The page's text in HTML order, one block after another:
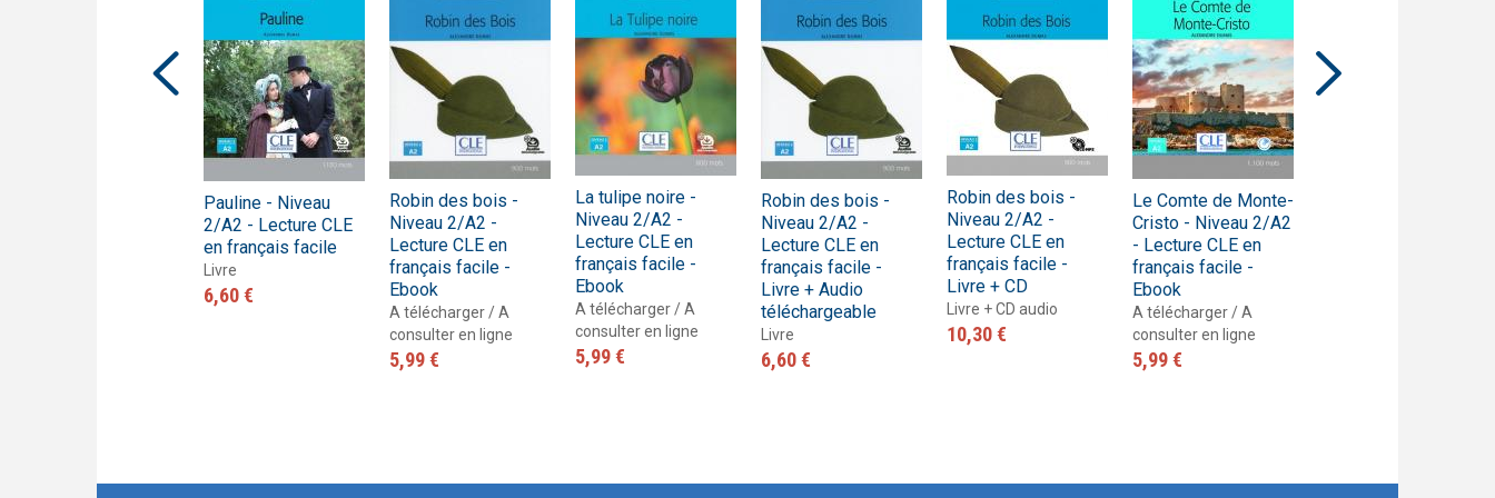
Trompette 2 – Un long voyage ! Macaron, pour apprendre avec gourmandise !
Grammaire illustrée pour enfants et jeunes
adolescents
Enfants
Nouveau Pixel
Présentation de la collection J'aime #LaClasse, méthode de français pour adolescents En Vrai, méthode de français pour adolescents
Présentation En contact Présentation Odyssée La collection Tendances
Adultes
Le français pour tous / French for everyone La grammaire progressive du français Présentation de la collection Pratique
Outils complémentaires
Certifications
Lectures
Formation
En contact
En dialogues
En vrai
Graine de lecture
Interactions
J'aime
Jus d’orange
Le français pour tous
Lectures CLE en français facile
Premium
Progressive
Techniques et pratiques de classe
Tendances
Trompette
Vite et bien
La Plateforme ABC DELF - La solution innovante pour
l'entraînement au DELF
Pauline - Niveau
2/A2 - Lecture CLE
en français facile
Livre
6,60 €
Robin des bois -
Niveau 2/A2 -
Lecture CLE en
français facile -
Ebook
A télécharger / A
consulter en ligne
5,99 €
La tulipe noire -
Niveau 2/A2 -
Lecture CLE en
français facile -
Ebook
A télécharger / A
consulter en ligne
5,99 €
Robin des bois -
Niveau 2/A2 -
Lecture CLE en
français facile -
Livre + Audio
téléchargeable
Livre
6,60 €
Robin des bois -
Niveau 2/A2 -
Lecture CLE en
français facile -
Livre + CD
Livre + CD audio
10,30 €
Le Comte de Monte-
Cristo - Niveau 2/A2
- Lecture CLE en
français facile -
Ebook
A télécharger / A
consulter en ligne
5,99 €